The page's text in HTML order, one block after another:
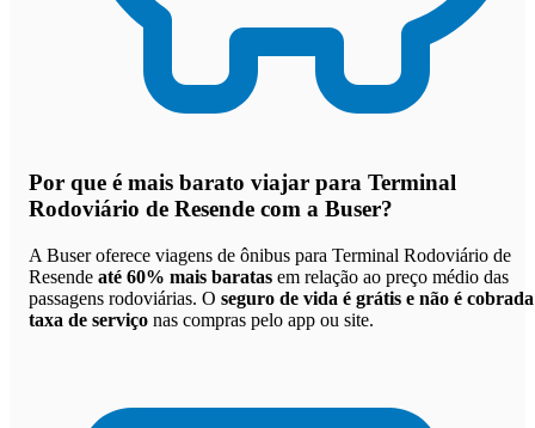
Por que é mais barato viajar para Terminal
Rodoviário de Resende com a Buser?
A Buser oferece viagens de ônibus para Terminal Rodoviário de
Resende até 60% mais baratas em relação ao preço médio das
passagens rodoviárias. O seguro de vida é grátis e não é cobrada
taxa de serviço nas compras pelo app ou site.